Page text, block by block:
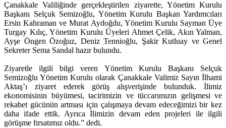
Çanakkale Valiliğinde gerçekleştirilen ziyarette, Yönetim Kurulu
Başkanı Selçuk Semizoğlu, Yönetim Kurulu Başkan Yardımcıları
Ersin Kahraman ve Murat Aydoğdu, Yönetim Kurulu Sayman Üye
Turgay Kılıç, Yönetim Kurulu Üyeleri Ahmet Çelik, Akın Yalman,
Ayşe Öngen Özoğuz, Deniz Tennioğlu, Şakir Kutluay ve Genel
Sekreter Sema Sandal hazır bulundu.
Ziyaretle ilgili bilgi veren Yönetim Kurulu Başkanı Selçuk
Semizoğlu Yönetim Kurulu olarak Çanakkale Valimiz Sayın İlhami
Aktaş’ı ziyaret ederek görüş alışverişinde bulunduk. İlimiz
ekonomisinin büyümesi, tacirimizin ve tüccarımızın gelişmesi ve
rekabet gücünün artması için çalışmaya devam edeceğimizi bir kez
daha ifade ettik. Ayrıca İlimizin devam eden projeleri ile ilgili
görüşme fırsatımız oldu.” dedi.